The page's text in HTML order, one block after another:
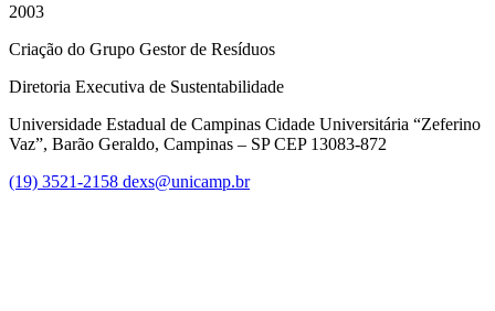
2003
Criação do Grupo Gestor de Resíduos
Diretoria Executiva de Sustentabilidade
Universidade Estadual de Campinas Cidade Universitária “Zeferino
Vaz”, Barão Geraldo, Campinas – SP CEP 13083-872
(19) 3521-2158 dexs@unicamp.br